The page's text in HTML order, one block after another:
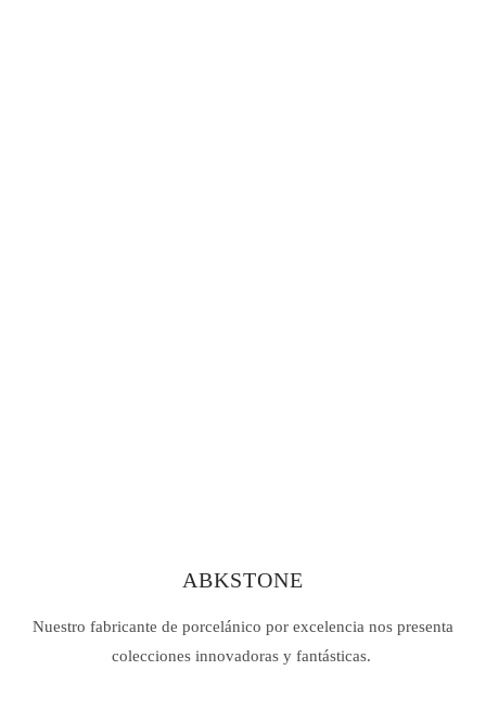
ABKSTONE
Nuestro fabricante de porcelánico por excelencia nos presenta
colecciones innovadoras y fantásticas.